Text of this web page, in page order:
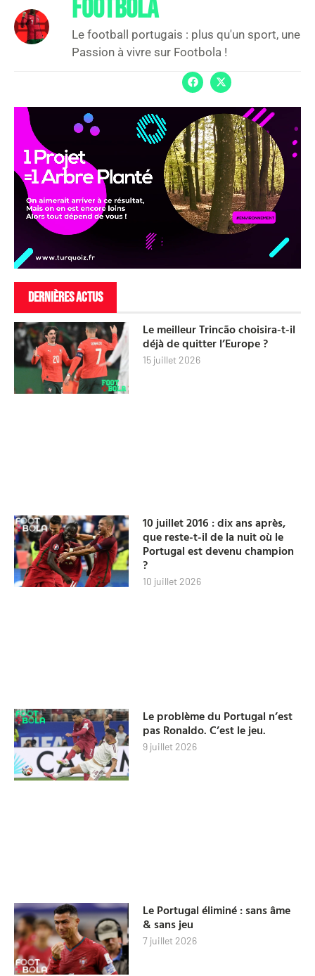
FOOTBOLA
Le football portugais : plus qu'un sport, une
Passion à vivre sur Footbola !
DERNIÈRES ACTUS
Le meilleur Trincão choisira-t-il
déjà de quitter l’Europe ?
15 juillet 2026
10 juillet 2016 : dix ans après,
que reste-t-il de la nuit où le
Portugal est devenu champion
?
10 juillet 2026
Le problème du Portugal n’est
pas Ronaldo. C’est le jeu.
9 juillet 2026
Le Portugal éliminé : sans âme
& sans jeu
7 juillet 2026